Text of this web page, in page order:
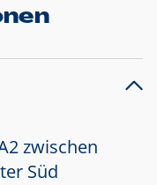
zwischen
Süd